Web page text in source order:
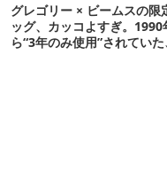
グレゴリー × ビームスの限
ッグ、カッコよすぎ。1990
ら“3年のみ使用”されていた